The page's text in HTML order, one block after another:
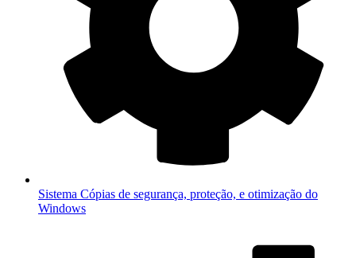
Sistema Cópias de segurança, proteção, e otimização do
Windows